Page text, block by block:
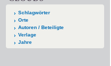
Schlagwörter
Orte
Autoren / Beteiligte
Verlage
Jahre